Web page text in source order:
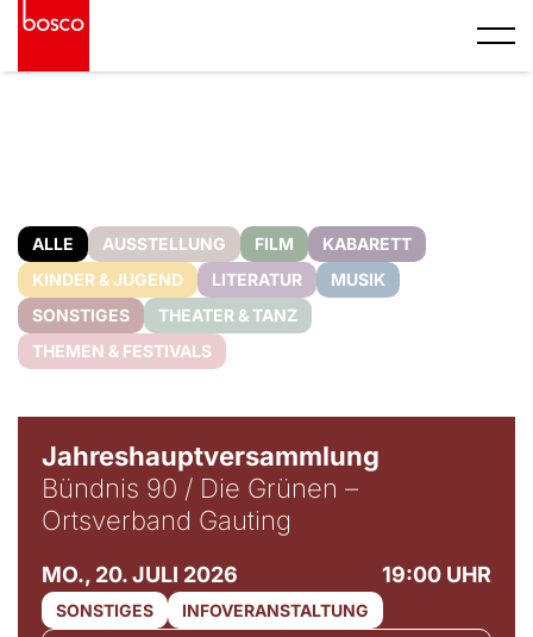
ALLE AUSSTELLUNG FILM
KABARETT
KINDER & JUGEND
LITERATUR
MUSIK
SONSTIGES
THEATER & TANZ
THEMEN & FESTIVALS
Jahreshauptversammlung
Bündnis 90 / Die Grünen –
Ortsverband Gauting
MO., 20. JULI 2026 19:00 UHR
SONSTIGES
INFOVERANSTALTUNG